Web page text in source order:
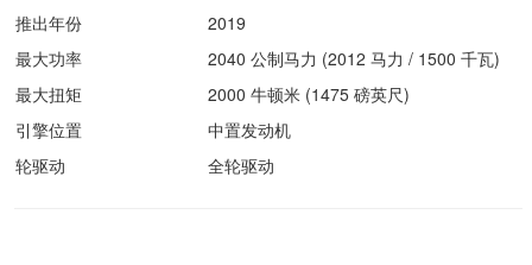
推出年份
2019
最大功率
2040 公制马力 (2012 马力 / 1500 千瓦)
最大扭矩
2000 牛顿米 (1475 磅英尺)
引擎位置
中置发动机
轮驱动
全轮驱动